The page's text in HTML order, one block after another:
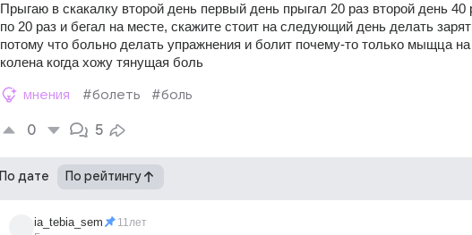
Прыгаю в скакалку второй день первый день прыгал 20 раз второй день
по 20 раз и бегал на месте, скажите стоит на следующий день делать
потому что больно делать упражнения и болит почему-то только мыщца на
колена когда хожу тянущая боль
мнения #болеть #боль
0 5
По дате По рейтингу
ia_tebia_sem 11лет